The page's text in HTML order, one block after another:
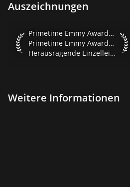
Auszeichnungen
Primetime Emmy Awards 2005
Primetime Emmy Awards 2005
Primetime Emmy Awards 2005
Herausragende Einzelleistung in der Kategorie Animation
Weitere Informationen